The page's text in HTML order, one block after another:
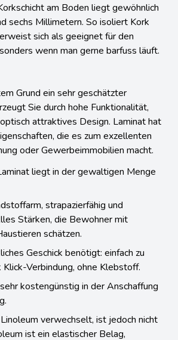
am Boden liegt gewöhnlich
sechs Millimetern. So isoliert Kork
sich als geeignet für den
wenn man gerne barfuss läuft.
Grund ein sehr geschätzter
Sie durch hohe Funktionalität,
attraktives Design. Laminat hat
die es zum exzellenten
oder Gewerbeimmobilien macht.
liegt in der gewaltigen Menge
strapazierfähig und
Stärken, die Bewohner mit
schätzen.
Geschick benötigt: einfach zu
Verbindung, ohne Klebstoff.
kostengünstig in der Anschaffung
verwechselt, ist jedoch nicht
ist ein elastischer Belag,